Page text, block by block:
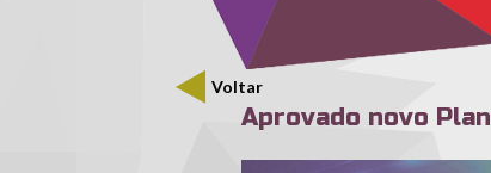
Voltar
Aprovado novo